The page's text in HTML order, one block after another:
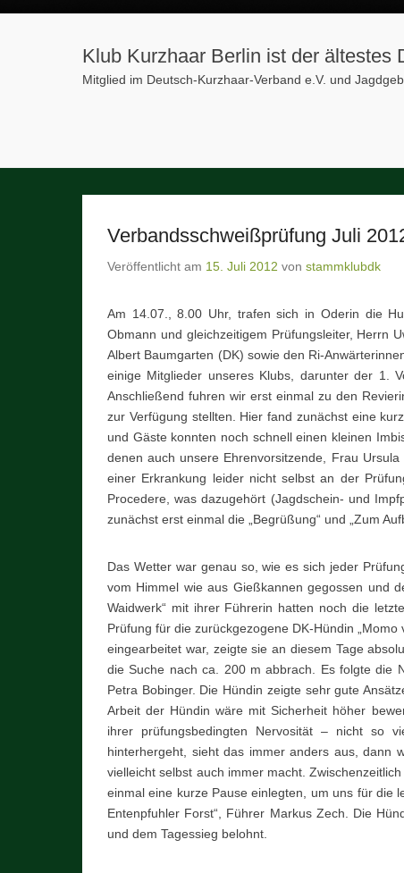
Klub Kurzhaar Berlin ist der ältestes
Mitglied im Deutsch-Kurzhaar-Verband e.V. und
Verbandsschweißprüfung Juli
Veröffentlicht am 15. Juli 2012 von stammklubdk
Am 14.07., 8.00 Uhr, trafen sich in Oderin die
Obmann und gleichzeitigem Prüfungsleiter, Herrn
Albert Baumgarten (DK) sowie den Ri-
einige Mitglieder unseres Klubs, darunter der 1.
Anschließend fuhren wir erst einmal zu den
zur Verfügung stellten. Hier fand zunächst eine
und Gäste konnten noch schnell einen kleinen
denen auch unsere Ehrenvorsitzende, Frau
einer Erkrankung leider nicht selbst an der
Procedere, was dazugehört (Jagdschein- und
zunächst erst einmal die „Begrüßung“ und „Zum
Das Wetter war genau so, wie es sich jeder
vom Himmel wie aus Gießkannen gegossen und
Waidwerk“ mit ihrer Führerin hatten noch die
Prüfung für die zurückgezogene DK-Hündin
eingearbeitet war, zeigte sie an diesem Tage
die Suche nach ca. 200 m abbrach. Es folgte die
Petra Bobinger. Die Hündin zeigte sehr gute
Arbeit der Hündin wäre mit Sicherheit höher
ihrer prüfungsbedingten Nervosität – nicht so
hinterhergeht, sieht das immer anders aus, dann
vielleicht selbst auch immer macht.
einmal eine kurze Pause einlegten, um uns für die
Entenpfuhler Forst“, Führer Markus Zech. Die
und dem Tagessieg belohnt.